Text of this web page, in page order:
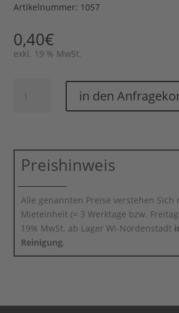
Artikelnummer: 1057
0,40€
exkl. 19 % MwSt.
in den
Preishinweis
Alle genannten Preise verstehen Sich
Mieteinheit (= 3 Werktage bzw.
19% MwSt. ab Lager Wi-Nordenstadt
Reinigung.